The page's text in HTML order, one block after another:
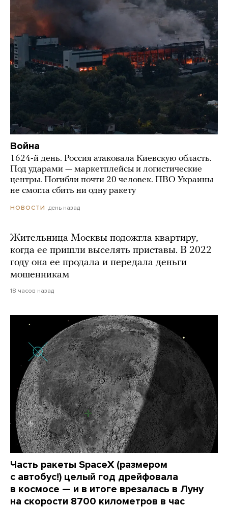
Война
1624-й день. Россия атаковала Киевскую область.
Под ударами — маркетплейсы и логистические
центры. Погибли почти 20 человек. ПВО Украины
не смогла сбить ни одну ракету
НОВОСТИ день назад
Жительница Москвы подожгла квартиру,
когда ее пришли выселять приставы. В 2022
году она ее продала и передала деньги
мошенникам
18 часов назад
Часть ракеты SpaceX (размером
с автобус!) целый год дрейфовала
в космосе — и в итоге врезалась в Луну
на скорости 8700 километров в час